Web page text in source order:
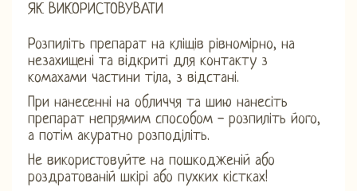
ЯК ВИКОРИСТОВУВАТИ
Розпиліть препарат на кліщів рівномірно, на
незахищені та відкриті для контакту з
комахами частини тіла, з відстані.
При нанесенні на обличчя та шию нанесіть
препарат непрямим способом - розпиліть його,
а потім акуратно розподіліть.
Не використовуйте на пошкодженій або
роздратованій шкірі або пухких кістках!